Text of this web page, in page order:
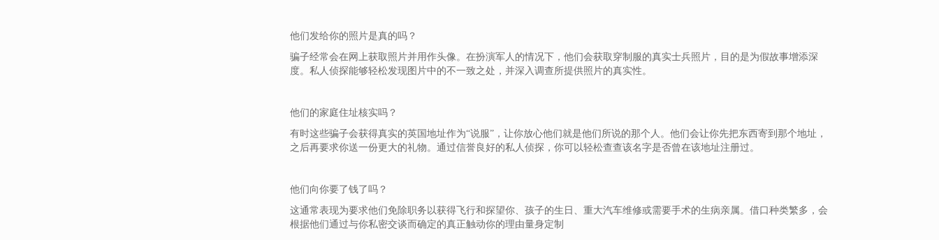
他们发给你的照片是真的吗？
骗子经常会在网上获取照片并用作头像。在扮演军人的情况下，他们会获取穿制服的真实士兵照片，目的是为假故事增添深
度。私人侦探能够轻松发现图片中的不一致之处，并深入调查所提供照片的真实性。
他们的家庭住址核实吗？
有时这些骗子会获得真实的英国地址作为“说服”，让你放心他们就是他们所说的那个人。他们会让你先把东西寄到那个地址，
之后再要求你送一份更大的礼物。通过信誉良好的私人侦探，你可以轻松查查该名字是否曾在该地址注册过。
他们向你要了钱了吗？
这通常表现为要求他们免除职务以获得飞行和探望你、孩子的生日、重大汽车维修或需要手术的生病亲属。借口种类繁多，会
根据他们通过与你私密交谈而确定的真正触动你的理由量身定制